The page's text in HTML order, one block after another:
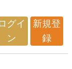
グイ
ン
新規登
録